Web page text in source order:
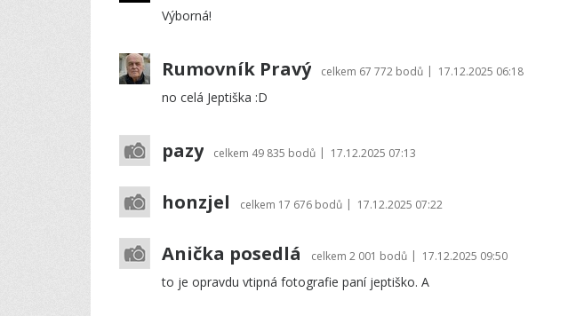
Výborná!
Rumovník Pravý celkem 67 772 bodů | 17.12.2025 06:18
no celá Jeptiška :D
pazy celkem 49 835 bodů | 17.12.2025 07:13
honzjel celkem 17 676 bodů | 17.12.2025 07:22
Anička posedlá celkem 2 001 bodů | 17.12.2025 09:50
to je opravdu vtipná fotografie paní jeptiško. A